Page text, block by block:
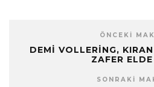
ÖNCEKI
DEMI VOLLERING,
ZAFER
SONRAKI